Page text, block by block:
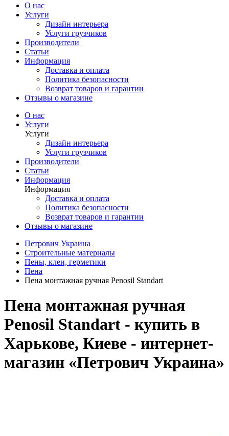
О нас
Услуги
Дизайн интерьера
Услуги грузчиков
Производители
Статьи
Информация
Доставка и оплата
Политика безопасности
Возврат товаров и гарантии
Отзывы о магазине
О нас
Услуги
Услуги
Дизайн интерьера
Услуги грузчиков
Производители
Статьи
Информация
Информация
Доставка и оплата
Политика безопасности
Возврат товаров и гарантии
Отзывы о магазине
Петрович Украина
Строительные материалы
Пены, клеи, герметики
Пена
Пена монтажная ручная Penosil Standart
Пена монтажная ручная
Penosil Standart - купить в
Харькове, Киеве - интернет-
магазин «Петрович Украина»